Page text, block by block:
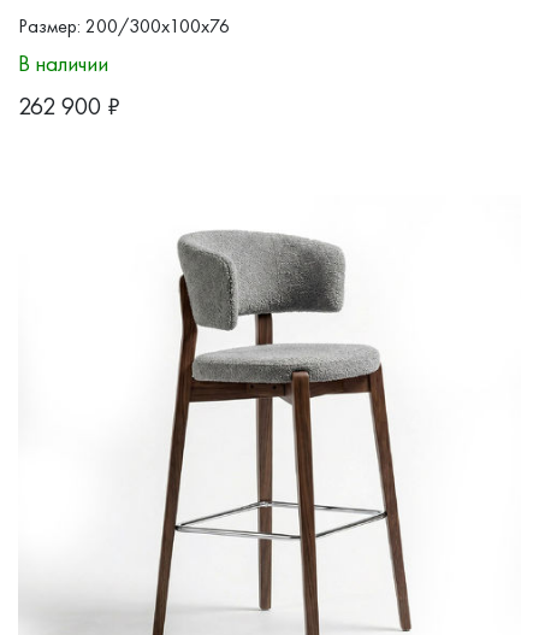
Размер: 200/300x100x76
В наличии
262 900 ₽